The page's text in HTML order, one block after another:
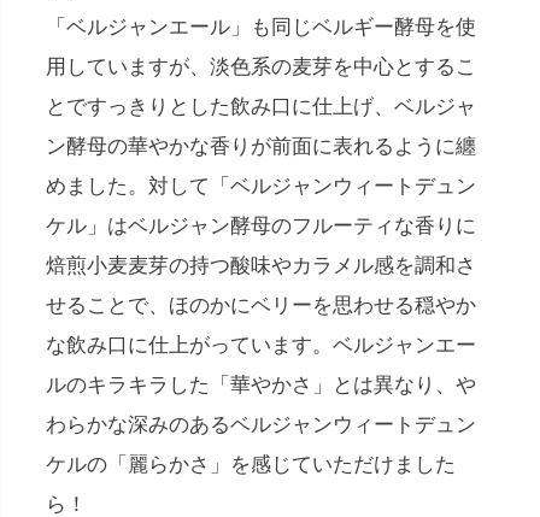
「ベルジャンエール」も同じベルギー酵母を使
用していますが、淡色系の麦芽を中心とするこ
とですっきりとした飲み口に仕上げ、ベルジャ
ン酵母の華やかな香りが前面に表れるように纏
めました。対して「ベルジャンウィートデュン
ケル」はベルジャン酵母のフルーティな香りに
焙煎小麦麦芽の持つ酸味やカラメル感を調和さ
せることで、ほのかにベリーを思わせる穏やか
な飲み口に仕上がっています。ベルジャンエー
ルのキラキラした「華やかさ」とは異なり、や
わらかな深みのあるベルジャンウィートデュン
ケルの「麗らかさ」を感じていただけました
ら！